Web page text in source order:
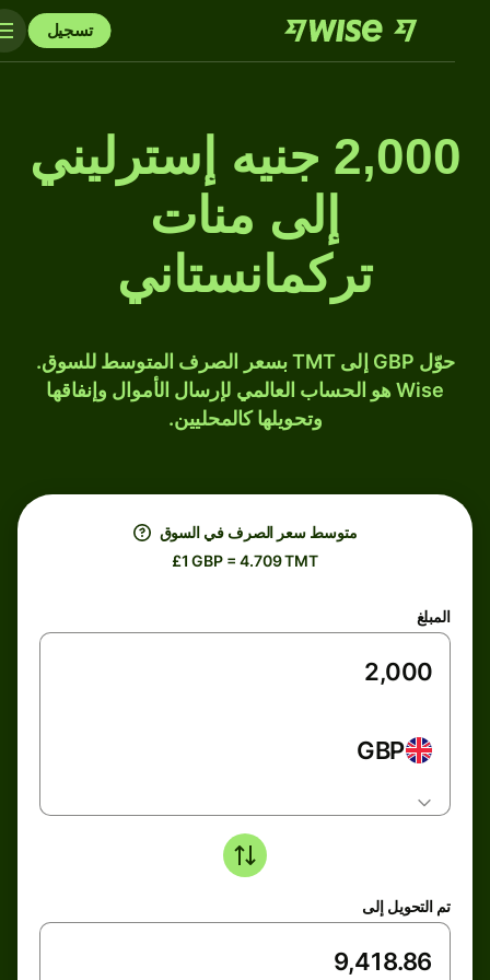
تسجيل
2,000 جنيه إسترليني
إلى منات
تركمانستاني
حوّل GBP إلى TMT بسعر الصرف المتوسط للسوق.
Wise هو الحساب العالمي لإرسال الأموال وإنفاقها
وتحويلها كالمحليين.
متوسط ​​سعر الصرف في السوق
£1 GBP = 4.709 TMT
المبلغ
GBP
تم التحويل إلى